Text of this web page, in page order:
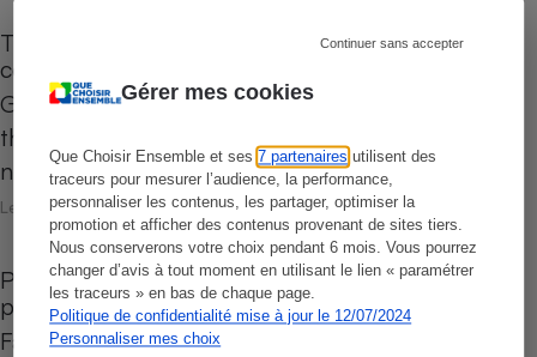
Gérer mes cookies
Que Choisir Ensemble et ses7 partenaires utilisent des
traceurs pour mesurer l’audience, la performance,
personnaliser les contenus, les partager, optimiser la
promotion et afficher des contenus provenant de sites tiers.
Nous conserverons votre choix pendant 6 mois. Vous pourrez
changer d’avis à tout moment en utilisant le lien « paramétrer
les traceurs » en bas de chaque page.
Politique de confidentialité mise à jour le 12/07/2024
Personnaliser mes choix
Continuer sans accepter
Thermostats Nest de Google - Fin de la
commercialisation et des mises à jour
Google va arrêter la commercialisation de ses
thermostats connectés Nest. Le géant américain
n’assurera plus non plus…
Le 09 mai 2025
Pompes à chaleur - Qu’en pensent leurs
propriétaires ?
Face à la hausse des prix de l’énergie et à la